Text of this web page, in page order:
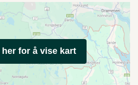
for å vise kart